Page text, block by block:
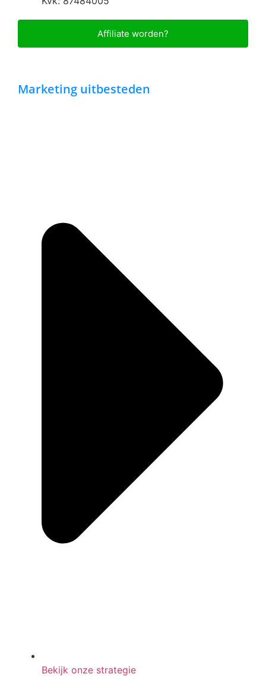
Affiliate worden?
Marketing uitbesteden
Bekijk onze strategie